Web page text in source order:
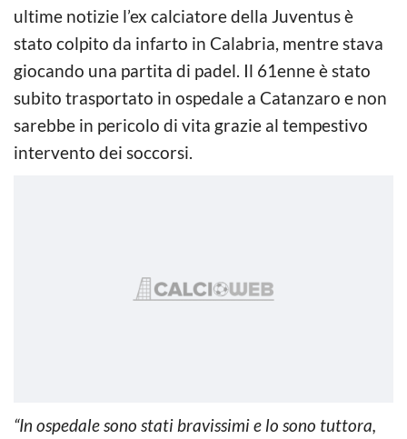
ultime notizie l’ex calciatore della Juventus è
stato colpito da infarto in Calabria, mentre stava
giocando una partita di padel. Il 61enne è stato
subito trasportato in ospedale a Catanzaro e non
sarebbe in pericolo di vita grazie al tempestivo
intervento dei soccorsi.
“In ospedale sono stati bravissimi e lo sono tuttora,